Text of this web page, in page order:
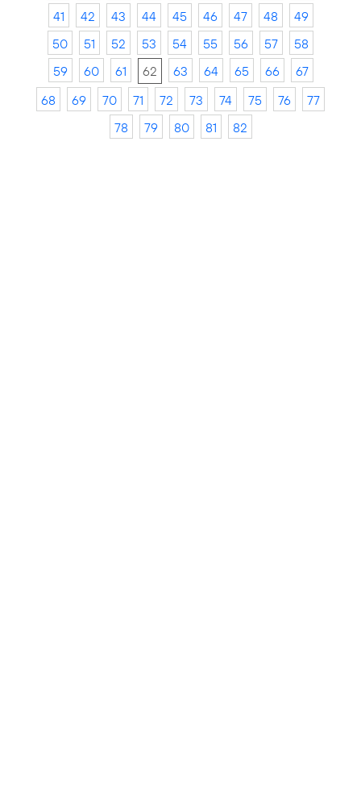
41
42 43 44 45 46 47 48
49
50
51 52 53 54 55 56 57
58
59
60 61 62 63 64 65 66
67
68
69 70 71 72 73 74 75 76
77
78
79 80 81 82